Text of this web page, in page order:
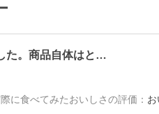
た。商品自体はと…
に食べてみたおいしさの評価 ：